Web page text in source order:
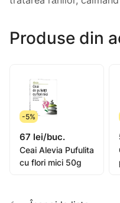
Produse din
-5%
67 lei/buc.
Ceai Alevia Pufulita
cu flori mici 50g